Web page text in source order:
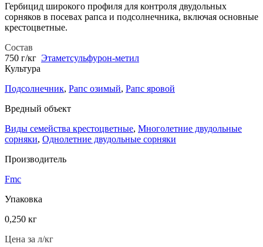
Гербицид широкого профиля для контроля двудольных
сорняков в посевах рапса и подсолнечника, включая основные
крестоцветные.
Состав
750 г/кг Этаметсульфурон-метил
Культура
Подсолнечник, Рапс озимый, Рапс яровой
Вредный объект
Виды семейства крестоцветные, Многолетние двудольные
сорняки, Однолетние двудольные сорняки
Производитель
Fmc
Упаковка
0,250 кг
Цена за л/кг